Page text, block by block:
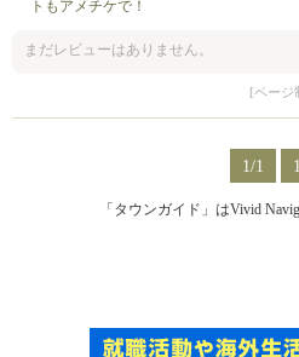
トもアメチケで！
まだレビューはありません。
[ページ
1/1 1
「タウンガイド」はVivid